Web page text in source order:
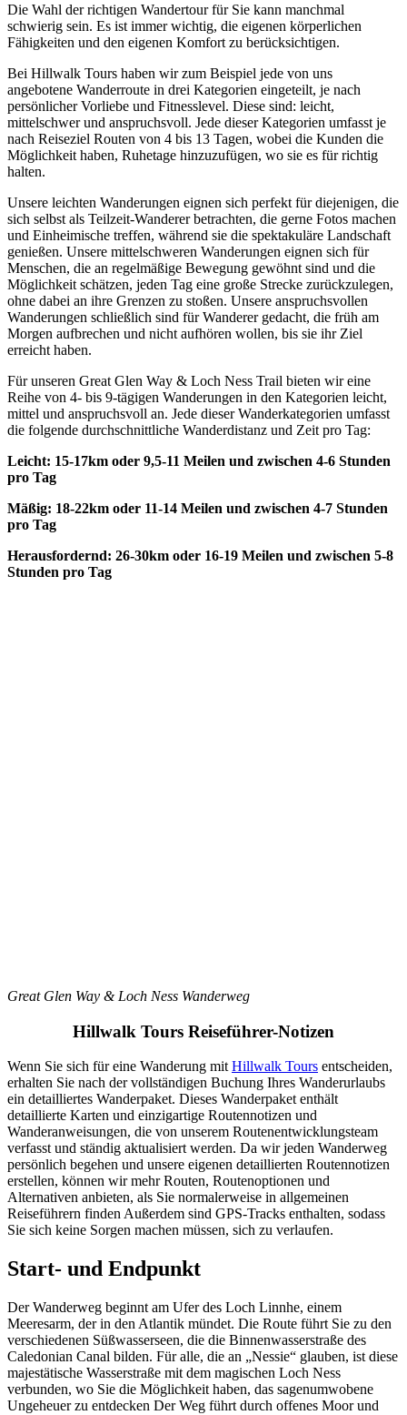
Die Wahl der richtigen Wandertour für Sie kann manchmal
schwierig sein. Es ist immer wichtig, die eigenen körperlichen
Fähigkeiten und den eigenen Komfort zu berücksichtigen.
Bei Hillwalk Tours haben wir zum Beispiel jede von uns
angebotene Wanderroute in drei Kategorien eingeteilt, je nach
persönlicher Vorliebe und Fitnesslevel. Diese sind: leicht,
mittelschwer und anspruchsvoll. Jede dieser Kategorien umfasst je
nach Reiseziel Routen von 4 bis 13 Tagen, wobei die Kunden die
Möglichkeit haben, Ruhetage hinzuzufügen, wo sie es für richtig
halten.
Unsere leichten Wanderungen eignen sich perfekt für diejenigen, die
sich selbst als Teilzeit-Wanderer betrachten, die gerne Fotos machen
und Einheimische treffen, während sie die spektakuläre Landschaft
genießen. Unsere mittelschweren Wanderungen eignen sich für
Menschen, die an regelmäßige Bewegung gewöhnt sind und die
Möglichkeit schätzen, jeden Tag eine große Strecke zurückzulegen,
ohne dabei an ihre Grenzen zu stoßen. Unsere anspruchsvollen
Wanderungen schließlich sind für Wanderer gedacht, die früh am
Morgen aufbrechen und nicht aufhören wollen, bis sie ihr Ziel
erreicht haben.
Für unseren Great Glen Way & Loch Ness Trail bieten wir eine
Reihe von 4- bis 9-tägigen Wanderungen in den Kategorien leicht,
mittel und anspruchsvoll an. Jede dieser Wanderkategorien umfasst
die folgende durchschnittliche Wanderdistanz und Zeit pro Tag:
Leicht: 15-17km oder 9,5-11 Meilen und zwischen 4-6 Stunden
pro Tag
Mäßig: 18-22km oder 11-14 Meilen und zwischen 4-7 Stunden
pro Tag
Herausfordernd: 26-30km oder 16-19 Meilen und zwischen 5-8
Stunden pro Tag
Great Glen Way & Loch Ness Wanderweg
Hillwalk Tours Reiseführer-Notizen
Wenn Sie sich für eine Wanderung mit Hillwalk Tours entscheiden,
erhalten Sie nach der vollständigen Buchung Ihres Wanderurlaubs
ein detailliertes Wanderpaket. Dieses Wanderpaket enthält
detaillierte Karten und einzigartige Routennotizen und
Wanderanweisungen, die von unserem Routenentwicklungsteam
verfasst und ständig aktualisiert werden. Da wir jeden Wanderweg
persönlich begehen und unsere eigenen detaillierten Routennotizen
erstellen, können wir mehr Routen, Routenoptionen und
Alternativen anbieten, als Sie normalerweise in allgemeinen
Reiseführern finden Außerdem sind GPS-Tracks enthalten, sodass
Sie sich keine Sorgen machen müssen, sich zu verlaufen.
Start- und Endpunkt
Der Wanderweg beginnt am Ufer des Loch Linnhe, einem
Meeresarm, der in den Atlantik mündet. Die Route führt Sie zu den
verschiedenen Süßwasserseen, die die Binnenwasserstraße des
Caledonian Canal bilden. Für alle, die an „Nessie“ glauben, ist diese
majestätische Wasserstraße mit dem magischen Loch Ness
verbunden, wo Sie die Möglichkeit haben, das sagenumwobene
Ungeheuer zu entdecken Der Weg führt durch offenes Moor und